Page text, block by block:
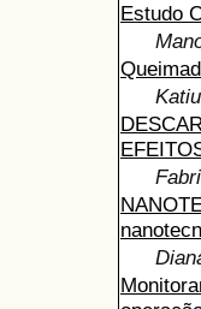
Estudo